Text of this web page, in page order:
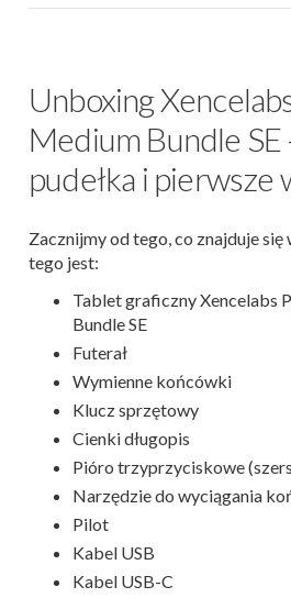
Unboxing
Medium Bundle
pudełka i pierwsze
Zacznijmy od tego, co znajduje
tego jest:
Tablet graficzny Xencelabs
Bundle SE
Futerał
Wymienne końcówki
Klucz sprzętowy
Cienki długopis
Pióro trzyprzyciskowe
Narzędzie do wyciągania
Pilot
Kabel USB
Kabel USB-C